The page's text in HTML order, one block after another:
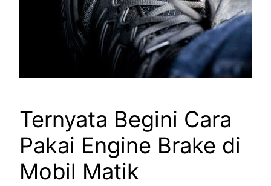
Ternyata Begini Cara
Pakai Engine Brake di
Mobil Matik